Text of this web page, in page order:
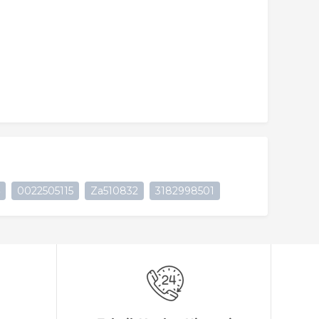
0022505115 Za510832 3182998501